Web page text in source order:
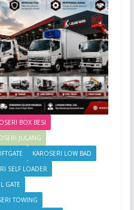
BOX BESI
JULANG
KAROSERI LOW BAD
SELF LOADER
GATE
TOWING